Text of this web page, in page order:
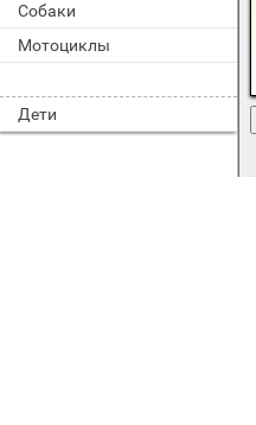
Собаки
Мотоциклы
Дети